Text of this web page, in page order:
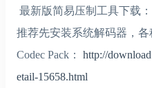
最新版简易压制工具下载：
推荐先安装系统解码器，
Codec Pack： http://
etail-15658.html